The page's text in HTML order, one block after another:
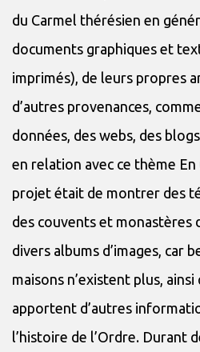
du Carmel thérésien en
documents graphiques et
imprimés), de leurs propres
d’autres provenances,
données, des webs, des
en relation avec ce thème
projet était de montrer des
des couvents et monastères
divers albums d’images, car
maisons n’existent plus, ainsi
apportent d’autres
l’histoire de l’Ordre. Durant